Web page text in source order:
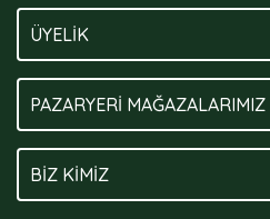
ÜYELİK
PAZARYERİ MAĞAZALARIMIZ
BİZ KİMİZ